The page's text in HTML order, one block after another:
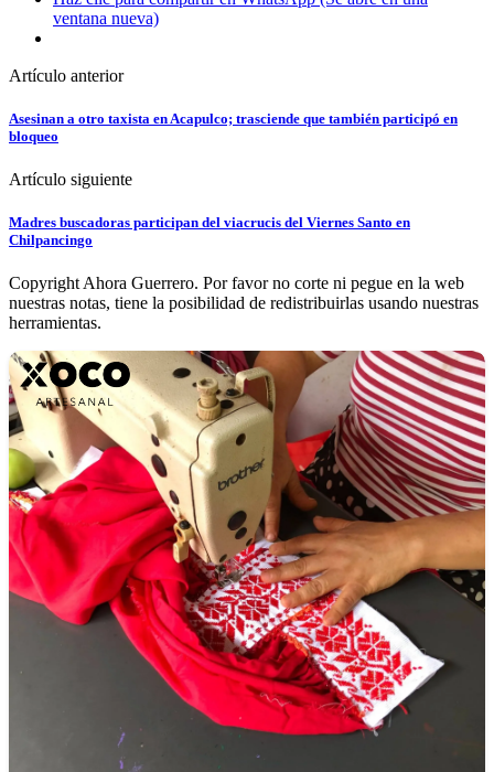
ventana nueva)
Artículo anterior
Asesinan a otro taxista en Acapulco; trasciende que también participó en
bloqueo
Artículo siguiente
Madres buscadoras participan del viacrucis del Viernes Santo en
Chilpancingo
Copyright Ahora Guerrero. Por favor no corte ni pegue en la web
nuestras notas, tiene la posibilidad de redistribuirlas usando nuestras
herramientas.